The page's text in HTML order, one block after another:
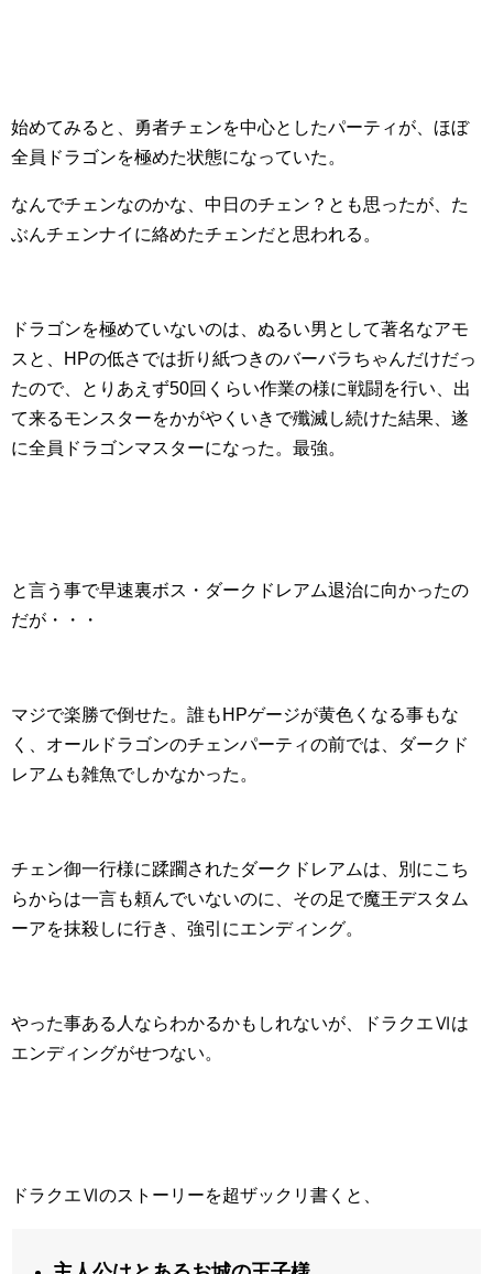
始めてみると、勇者チェンを中心としたパーティが、ほぼ
全員ドラゴンを極めた状態になっていた。
なんでチェンなのかな、中日のチェン？とも思ったが、た
ぶんチェンナイに絡めたチェンだと思われる。
ドラゴンを極めていないのは、ぬるい男として著名なアモ
スと、HPの低さでは折り紙つきのバーバラちゃんだけだっ
たので、とりあえず50回くらい作業の様に戦闘を行い、出
て来るモンスターをかがやくいきで殲滅し続けた結果、遂
に全員ドラゴンマスターになった。最強。
と言う事で早速裏ボス・ダークドレアム退治に向かったの
だが・・・
マジで楽勝で倒せた。誰もHPゲージが黄色くなる事もな
く、オールドラゴンのチェンパーティの前では、ダークド
レアムも雑魚でしかなかった。
チェン御一行様に蹂躙されたダークドレアムは、別にこち
らからは一言も頼んでいないのに、その足で魔王デスタム
ーアを抹殺しに行き、強引にエンディング。
やった事ある人ならわかるかもしれないが、ドラクエⅥは
エンディングがせつない。
ドラクエⅥのストーリーを超ザックリ書くと、